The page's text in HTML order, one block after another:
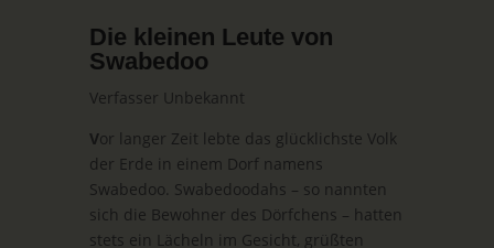
Die kleinen Leute von
Swabedoo
Verfasser Unbekannt
Vor langer Zeit lebte das glücklichste Volk
der Erde in einem Dorf namens
Swabedoo. Swabedoodahs – so nannten
sich die Bewohner des Dörfchens – hatten
stets ein Lächeln im Gesicht, grüßten